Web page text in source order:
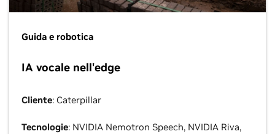
Guida e robotica
IA vocale nell'edge
Cliente: Caterpillar
Tecnologie: NVIDIA Nemotron Speech, NVIDIA Riva,